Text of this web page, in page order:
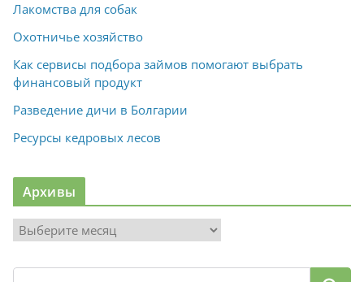
Лакомства для собак
Охотничье хозяйство
Как сервисы подбора займов помогают выбрать
финансовый продукт
Разведение дичи в Болгарии
Ресурсы кедровых лесов
Архивы
х